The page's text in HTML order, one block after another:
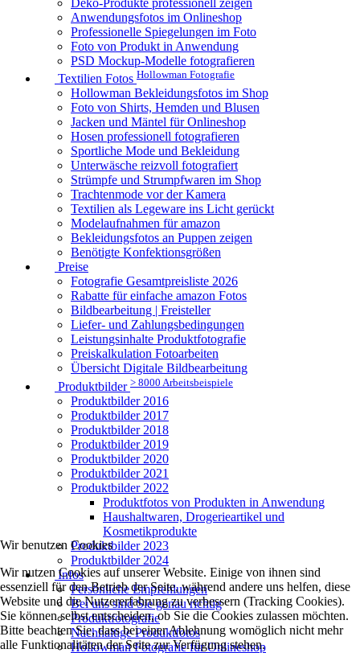
Anwendungsfotos im Onlineshop
Professionelle Spiegelungen im Foto
Foto von Produkt in Anwendung
PSD Mockup-Modelle fotografieren
Textilien Fotos Hollowman Fotografie
Hollowman Bekleidungsfotos im Shop
Foto von Shirts, Hemden und Blusen
Jacken und Mäntel für Onlineshop
Hosen professionell fotografieren
Sportliche Mode und Bekleidung
Unterwäsche reizvoll fotografiert
Strümpfe und Strumpfwaren im Shop
Trachtenmode vor der Kamera
Textilien als Legeware ins Licht gerückt
Modelaufnahmen für amazon
Bekleidungsfotos an Puppen zeigen
Benötigte Konfektionsgrößen
Preise
Fotografie Gesamtpreisliste 2026
Rabatte für einfache amazon Fotos
Bildbearbeitung | Freisteller
Liefer- und Zahlungsbedingungen
Leistungsinhalte Produktfotografie
Preiskalkulation Fotoarbeiten
Übersicht Digitale Bildbearbeitung
Produktbilder > 8000 Arbeitsbeispiele
Produktbilder 2016
Produktbilder 2017
Produktbilder 2018
Produktbilder 2019
Produktbilder 2020
Produktbilder 2021
Produktbilder 2022
Produktfotos von Produkten in Anwendung
Haushaltwaren, Drogerieartikel und
Kosmetikprodukte
Produktbilder 2023
Produktbilder 2024
Infos
Persönliche Empfehlungen
Bei uns sind Sie genau richtig
Produktfotografie
Nachhaltige Produktfotos
Hollowman Fotografie für Onlineshop
Wir benutzen Cookies
Wir nutzen Cookies auf unserer Website. Einige von ihnen sind
essenziell für den Betrieb der Seite, während andere uns helfen, diese
Website und die Nutzererfahrung zu verbessern (Tracking Cookies).
Sie können selbst entscheiden, ob Sie die Cookies zulassen möchten.
Bitte beachten Sie, dass bei einer Ablehnung womöglich nicht mehr
alle Funktionalitäten der Seite zur Verfügung stehen.